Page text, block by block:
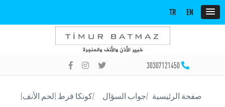
EN
TR
30307121450
صفحة الرئيسية جواب السؤال كونكا فرط (لحم الأنف)